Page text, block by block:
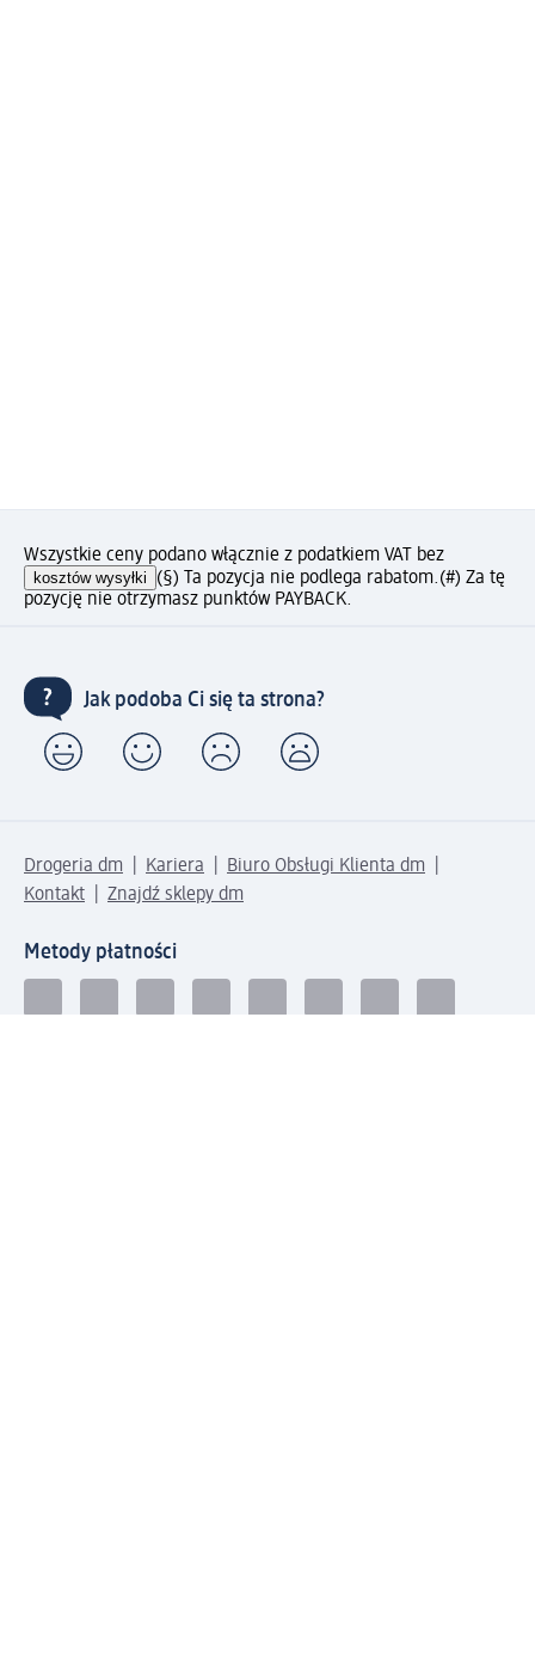
Wszystkie ceny podano włącznie z podatkiem VAT bez
kosztów wysyłki (§) Ta pozycja nie podlega rabatom.(#) Za tę
pozycję nie otrzymasz punktów PAYBACK.
Jak podoba Ci się ta strona?
Drogeria dm Kariera
Biuro Obsługi Klienta dm
Kontakt
Znajdź sklepy dm
Metody płatności